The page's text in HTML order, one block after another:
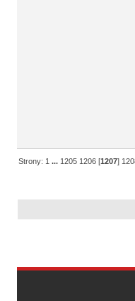
Strony: 1 ... 1205 1206 [1207]